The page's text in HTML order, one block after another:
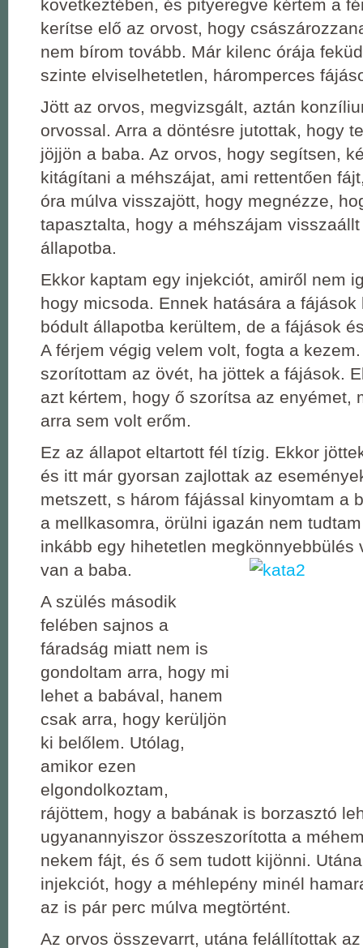
következtében, és pityeregve kértem a
kerítse elő az orvost, hogy
nem bírom tovább. Már kilenc órája
szinte elviselhetetlen, háromperces
Jött az orvos, megvizsgált, aztán
orvossal. Arra a döntésre jutottak, hogy
jöjjön a baba. Az orvos, hogy segítsen,
kitágítani a méhszájat, ami rettentően
óra múlva visszajött, hogy megnézze,
tapasztalta, hogy a méhszájam
állapotba.
Ekkor kaptam egy injekciót, amiről nem
hogy micsoda. Ennek hatására a fájások
bódult állapotba kerültem, de a fájások
A férjem végig velem volt, fogta a
szorítottam az övét, ha jöttek a fájások.
azt kértem, hogy ő szorítsa az enyémet,
arra sem volt erőm.
Ez az állapot eltartott fél tízig. Ekkor
és itt már gyorsan zajlottak az
metszett, s három fájással kinyomtam a
a mellkasomra, örülni igazán nem
inkább egy hihetetlen megkönnyebbülés
van a baba.
A szülés második
felében sajnos a
fáradság miatt nem is
gondoltam arra, hogy mi
lehet a babával, hanem
csak arra, hogy kerüljön
ki belőlem. Utólag,
amikor ezen
elgondolkoztam,
rájöttem, hogy a babának is borzasztó
ugyanannyiszor összeszorította a
nekem fájt, és ő sem tudott kijönni.
injekciót, hogy a méhlepény minél
az is pár perc múlva megtörtént.
Az orvos összevarrt, utána felállítottak